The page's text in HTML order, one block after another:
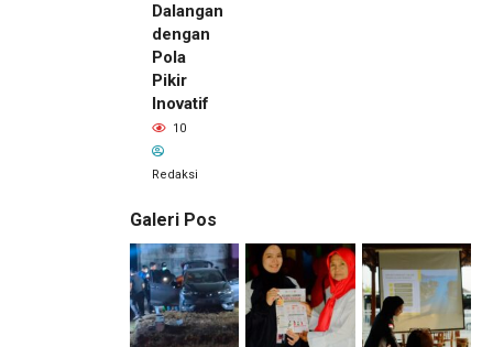
Dalangan
dengan
Pola
Pikir
Inovatif
10
Redaksi
Galeri Pos